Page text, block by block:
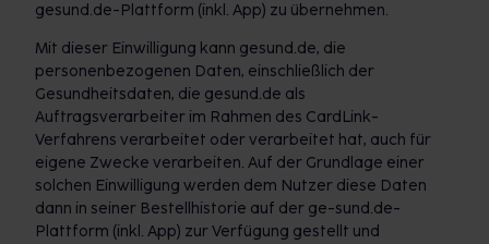
gesund.de-Plattform (inkl. App) zu übernehmen.
Mit dieser Einwilligung kann gesund.de, die
personenbezogenen Daten, einschließlich der
Gesundheitsdaten, die gesund.de als
Auftragsverarbeiter im Rahmen des CardLink-
Verfahrens verarbeitet oder verarbeitet hat, auch für
eigene Zwecke verarbeiten. Auf der Grundlage einer
solchen Einwilligung werden dem Nutzer diese Daten
dann in seiner Bestellhistorie auf der ge-sund.de-
Plattform (inkl. App) zur Verfügung gestellt und